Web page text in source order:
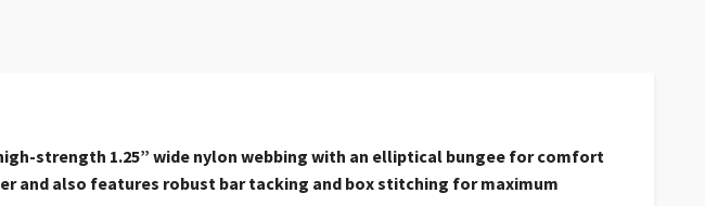
strength 1.25” wide nylon webbing with an elliptical bungee for comfort
and also features robust bar tacking and box stitching for maximum